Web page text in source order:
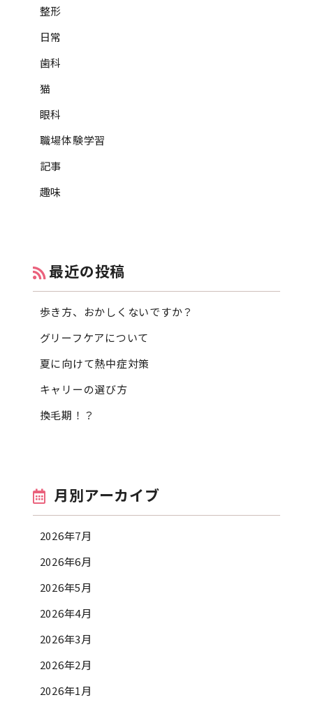
整形
日常
歯科
猫
眼科
職場体験学習
記事
趣味
最近の投稿
歩き方、おかしくないですか？
グリーフケアについて
夏に向けて熱中症対策
キャリーの選び方
換毛期！？
月別アーカイブ
2026年7月
2026年6月
2026年5月
2026年4月
2026年3月
2026年2月
2026年1月